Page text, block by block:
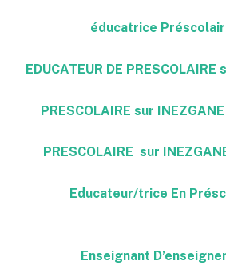
(44) Educateur/trice En
(22) Enseignant